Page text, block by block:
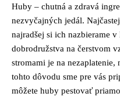
Huby – chutná a zdravá
nezvyčajných jedál.
najradšej si ich nazbierame
dobrodružstva na čerstvom
stromami je na
tohto dôvodu sme pre vás
môžete huby pestovať